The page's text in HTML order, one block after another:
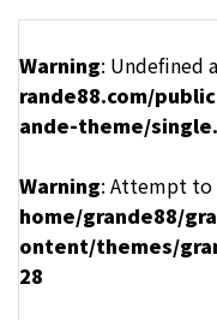
Warning: Undefined
rande88.com/
ande-theme/
Warning: Attempt to
home/grande88/
ontent/themes/
28